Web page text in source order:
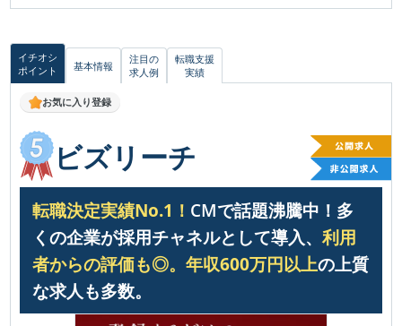
イチオシ
ポイント
基本情報
注目の
求人例
転職支援
実績
お気に入り登録
ビズリーチ
転職決定実績No.1！ CMで話題沸騰中！多
くの企業が採用チャネルとして導入、利用
者からの評価も◎。 年収600万円以上の上質
な求人も多数。